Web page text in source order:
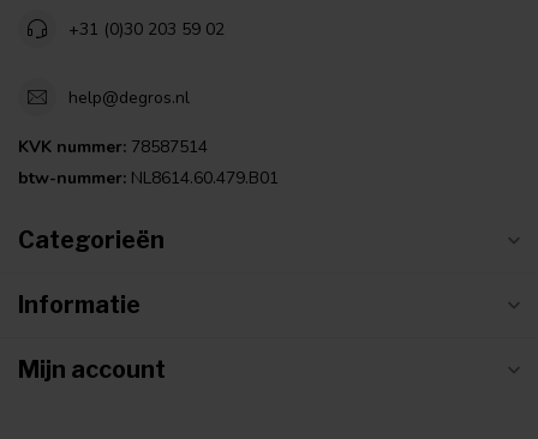
+31 (0)30 203 59 02
help@degros.nl
KVK nummer: 78587514
btw-nummer: NL8614.60.479.B01
Categorieën
Informatie
Mijn account